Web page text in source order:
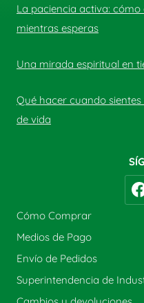
La paciencia activa:
mientras esperas
Una mirada espiritual en
Qué hacer cuando
de vida
Cómo Comprar
Medios de Pago
Envío de Pedidos
Superintendencia de